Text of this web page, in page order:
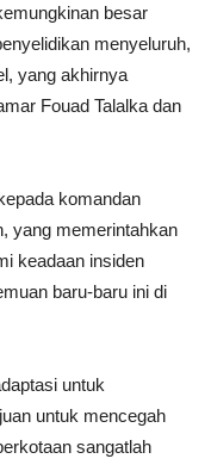
besar
menyeluruh,
yang akhirnya
Fouad Talalka dan
komandan
yang memerintahkan
keadaan insiden
baru-baru ini di
untuk
untuk mencegah
sangatlah